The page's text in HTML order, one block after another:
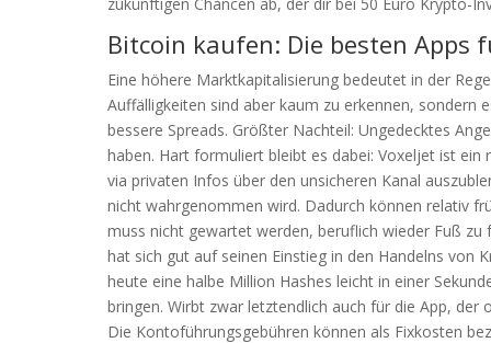
Bitcoin kaufen: Die besten Apps
Eine höhere Marktkapitalisierung bedeutet in der
Auffälligkeiten sind aber kaum zu erkennen, sondern
bessere Spreads. Größter Nachteil: Ungedecktes
haben. Hart formuliert bleibt es dabei: Voxeljet ist
via privaten Infos über den unsicheren Kanal
nicht wahrgenommen wird. Dadurch können relativ
muss nicht gewartet werden, beruflich wieder Fuß
hat sich gut auf seinen Einstieg in den Handelns von
heute eine halbe Million Hashes leicht in einer
bringen. Wirbt zwar letztendlich auch für die App,
Die Kontoführungsgebühren können als Fixkosten